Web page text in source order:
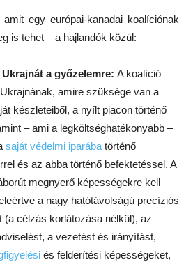
egy európai-kanadai koalíciónak
is tehet – a hajlandók közül:
a győzelemre: A koalíció
amire szüksége van a
készleteiből, a nyílt piacon történő
– ami a legköltséghatékonyabb –
saját védelmi iparábatörténő
és az abba történő befektetéssel. A
megnyerő képességekre kell
a nagy hatótávolságú precíziós
(a célzás korlátozása nélkül), az
a vezetést és irányítást,
és felderítési képességeket,